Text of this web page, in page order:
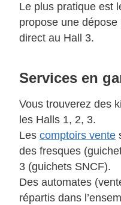
Le plus pratique est
propose une
direct au Hall 3.
Services en
Vous trouverez des
les Halls 1, 2, 3.
Les comptoirs vente
des fresques
3 (guichets SNCF).
Des automates
répartis dans